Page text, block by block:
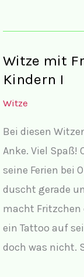
Frauen,
und
Kindern
II
Witze mit
Kindern I
Witze
Bei diesen
Anke. Viel Spaß!
seine Ferien bei
duscht gerade
macht Fritzchen
ein Tattoo auf
doch was nicht.